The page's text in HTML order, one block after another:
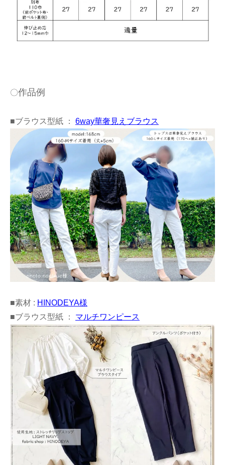
〇作品例
■ブラウス型紙 ： 6way華奢見えブラウス
■素材 : HINODEYA様
■ブラウス型紙 ： マルチワンピース